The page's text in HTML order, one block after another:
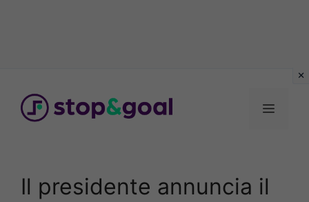
contenuto
Menu
Il presidente annuncia il